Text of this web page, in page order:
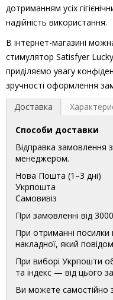
дотриманням усіх
надійність використання.
В інтернет-магазині
стимулятор Satisfyer
приділяємо увагу
зручності оформлення
Доставка
Способи доставки
Відправка замовлення
менеджером.
Нова Пошта (1–3 дні)
Укрпошта
Самовивіз
При замовленні від
При отриманні посилки
накладної, який
При виборі Укрпошти
та індекс — від цього
Ви можете самостійно